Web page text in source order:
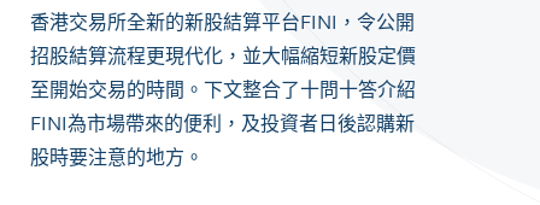
香港交易所全新的新股結算平台FINI，令公開
招股結算流程更現代化，並大幅縮短新股定價
至開始交易的時間。下文整合了十問十答介紹
FINI為市場帶來的便利，及投資者日後認購新
股時要注意的地方。